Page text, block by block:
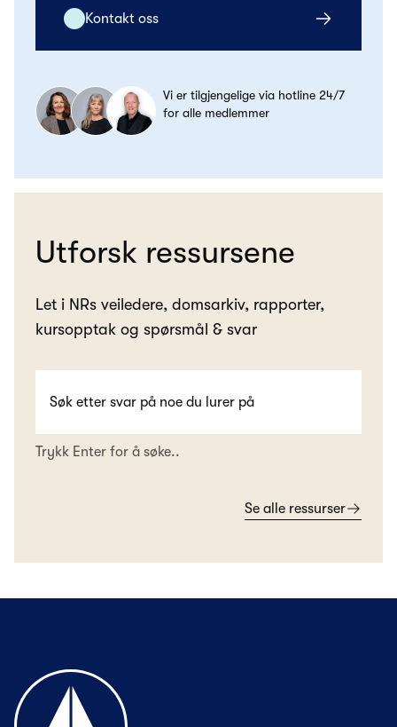
Kontakt oss
Vi er tilgjengelige via hotline 24/7
for alle medlemmer
Utforsk ressursene
Let i NRs veiledere, domsarkiv, rapporter,
kursopptak og spørsmål & svar
Trykk Enter for å søke..
Se alle ressurser
Til forsiden